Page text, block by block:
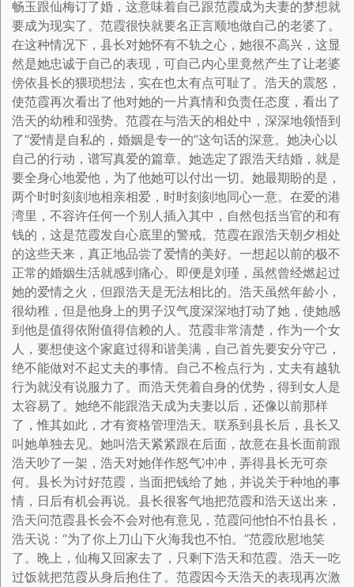
畅玉跟仙梅订了婚，这意味着自己跟范霞成为夫妻的梦想就
要成为现实了。范霞很快就要名正言顺地做自己的老婆了。
在这种情况下，县长对她怀有不轨之心，她很不高兴，这显
然是她忠诚于自己的表现，可自己内心里竟然产生了让老婆
傍依县长的猥琐想法，实在也太有点可耻了。浩天的震怒，
使范霞再次看出了他对她的一片真情和负责任态度，看出了
浩天的幼稚和强势。范霞在与浩天的相处中，深深地领悟到
了“爱情是自私的，婚姻是专一的”这句话的深意。她决心以
自己的行动，谱写真爱的篇章。她选定了跟浩天结婚，就是
要全身心地爱他，为了他她可以付出一切。她最期盼的是，
两个时时刻刻地相亲相爱，时时刻刻地同心一意。在爱的港
湾里，不容许任何一个别人插入其中，自然包括当官的和有
钱的，这是范霞发自心底里的警戒。范霞在跟浩天朝夕相处
的这些天来，真正地品尝了爱情的美好。一想起以前的极不
正常的婚姻生活就感到痛心。即便是刘瑾，虽然曾经燃起过
她的爱情之火，但跟浩天是无法相比的。浩天虽然年龄小，
很幼稚，但是他身上的男子汉气度深深地打动了她，使她感
到他是值得依附值得信赖的人。范霞非常清楚，作为一个女
人，要想使这个家庭过得和谐美满，自己首先要安分守己，
绝不能做对不起丈夫的事情。自己不检点行为，丈夫有越轨
行为就没有说服力了。而浩天凭着自身的优势，得到女人是
太容易了。她绝不能跟浩天成为夫妻以后，还像以前那样
了，惟其如此，才有资格管理浩天。联系到县长后，县长又
叫她单独去见。她叫浩天紧紧跟在后面，故意在县长面前跟
浩天吵了一架，浩天对她佯作怒气冲冲，弄得县长无可奈
何。县长为讨好范霞，当面把钱给了她，并说关于种地的事
情，日后有机会再说。县长很客气地把范霞和浩天送出来，
浩天问范霞县长会不会对他有意见，范霞问他怕不怕县长，
浩天说：“为了你上刀山下火海我也不怕。”范霞欣慰地笑
了。晚上，仙梅又回家去了，只剩下浩天和范霞。浩天一吃
过饭就把范霞从身后抱住了。范霞因今天浩天的表现再次激